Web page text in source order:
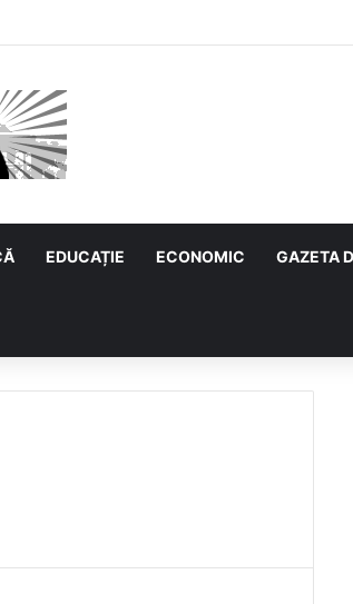
să pompeze apa! Un avantaj pe care puține
EDUCAȚIE ECONOMIC GAZETA